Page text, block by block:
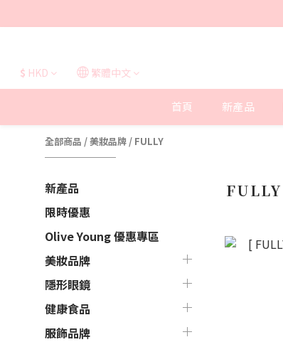
$ HKD 繁體中文
首頁 新產品
全部商品 /美妝品牌 / FULLY
新產品
限時優惠
Olive Young 優惠專區
美妝品牌
隱形眼鏡
健康食品
服飾品牌
FULLY